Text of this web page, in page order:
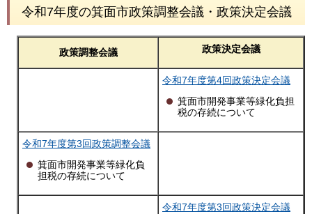
令和7年度の箕面市政策調整会議・政策決定会議
政策調整会議 政策決定会議
令和7年度第4回政策決定会議
箕面市開発事業等緑化負担
税の存続について
令和7年度第3回政策調整会議
箕面市開発事業等緑化負
担税の存続について
令和7年度第3回政策決定会議